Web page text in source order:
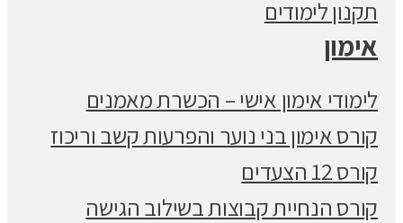
תקנון לימודים
אימון
לימודי אימון אישי – הכשרת מאמנים
קורס אימון בני נוער והפרעות קשב וריכוז
קורס 12 הצעדים
קורס הנחיית קבוצות בשילוב הגישה